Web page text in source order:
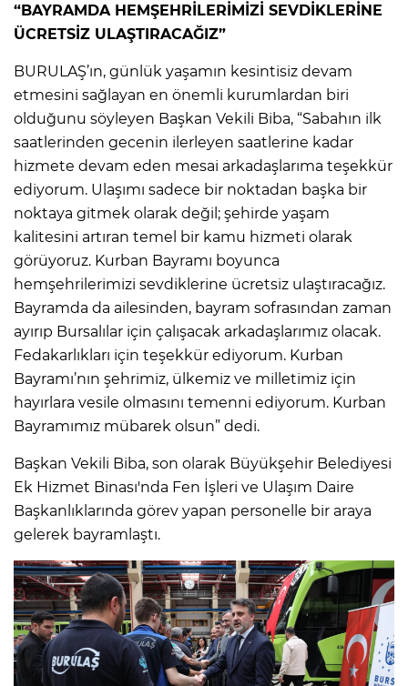
“BAYRAMDA HEMŞEHRİLERİMİZİ SEVDİKLERİNE
ÜCRETSİZ ULAŞTIRACAĞIZ”
BURULAŞ’ın, günlük yaşamın kesintisiz devam
etmesini sağlayan en önemli kurumlardan biri
olduğunu söyleyen Başkan Vekili Biba, “Sabahın ilk
saatlerinden gecenin ilerleyen saatlerine kadar
hizmete devam eden mesai arkadaşlarıma teşekkür
ediyorum. Ulaşımı sadece bir noktadan başka bir
noktaya gitmek olarak değil; şehirde yaşam
kalitesini artıran temel bir kamu hizmeti olarak
görüyoruz. Kurban Bayramı boyunca
hemşehrilerimizi sevdiklerine ücretsiz ulaştıracağız.
Bayramda da ailesinden, bayram sofrasından zaman
ayırıp Bursalılar için çalışacak arkadaşlarımız olacak.
Fedakarlıkları için teşekkür ediyorum. Kurban
Bayramı’nın şehrimiz, ülkemiz ve milletimiz için
hayırlara vesile olmasını temenni ediyorum. Kurban
Bayramımız mübarek olsun” dedi.
Başkan Vekili Biba, son olarak Büyükşehir Belediyesi
Ek Hizmet Binası'nda Fen İşleri ve Ulaşım Daire
Başkanlıklarında görev yapan personelle bir araya
gelerek bayramlaştı.